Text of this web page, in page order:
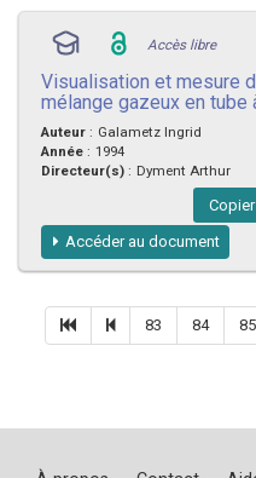
Accès libre
Visualisation et mesure
mélange gazeux en tube
Auteur : Galametz Ingrid
Année : 1994
Directeur(s) : Dyment Arthur
Accéder au document
83 84 85